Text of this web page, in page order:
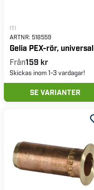
(1)
ARTNR: 518559
Gelia PEX-rör, universal
Från159 kr
Skickas inom 1-3 vardagar!
SE VARIANTER